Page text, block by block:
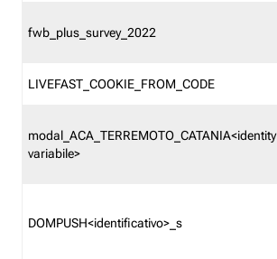
fwb_plus_survey_2022
LIVEFAST_COOKIE_FROM_CODE
modal_ACA_TERREMOTO_CATANIA<identity
variabile>
DOMPUSH<identificativo>_s